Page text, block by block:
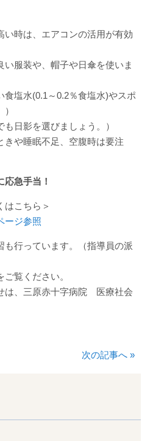
の方針
時は、エアコンの活用が有効
服装や、帽子や日傘を使いま
塩水(0.1～0.2％食塩水)やスポ
日影を選びましょう。）
や睡眠不足、空腹時は要注
急手当！
こちら＞
ージ参照
行っています。（指導員の派
ご覧ください。
原赤十字病院 医療社会
次の記事へ »